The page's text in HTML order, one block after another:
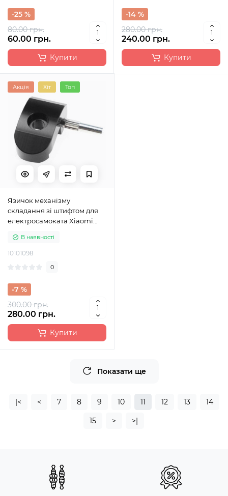
80.00 грн.
-25 %
60.00 грн.
Купити
280.00 грн.
-14 %
240.00 грн.
Купити
Акція Хіт Топ
Язичок механізму
складання зі штифтом для
електросамоката Xiaomi
Lite, 1S чорний
В наявності
10101098
0
300.00 грн.
-7 %
280.00 грн.
Купити
Показати ще
|< < 7 8 9 10 11 12 13 14
15 > >|